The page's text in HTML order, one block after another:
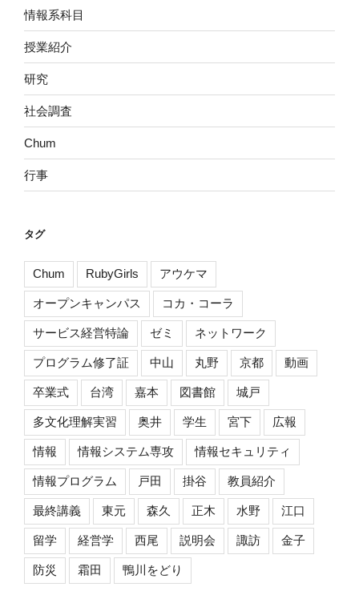
情報系科目
授業紹介
研究
社会調査
Chum
行事
タグ
Chum RubyGirls アウケマ
オープンキャンパス コカ・コーラ
サービス経営特論 ゼミ ネットワーク
プログラム修了証 中山 丸野 京都 動画
卒業式 台湾 嘉本 図書館 城戸
多文化理解実習 奥井 学生 宮下 広報
情報 情報システム専攻 情報セキュリティ
情報プログラム 戸田 掛谷 教員紹介
最終講義 東元 森久 正木 水野 江口
留学 経営学 西尾 説明会 諏訪 金子
防災 霜田 鴨川をどり